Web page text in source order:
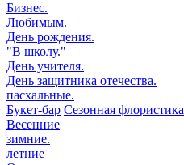
Бизнес.
Любимым.
День рождения.
"В школу."
День учителя.
День защитника отечества.
пасхальные.
Букет-бар Сезонная флористика
Весенние
зимние.
летние